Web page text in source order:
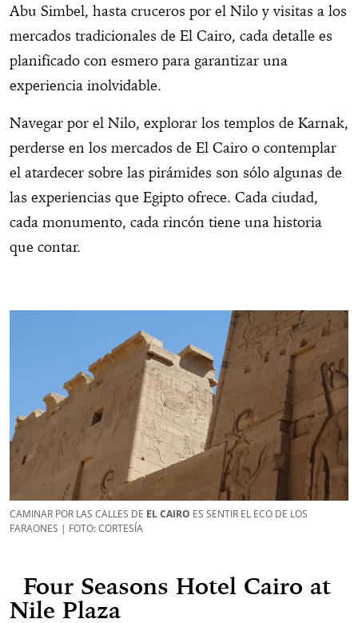
Abu Simbel, hasta cruceros por el Nilo y visitas a los
mercados tradicionales de El Cairo, cada detalle es
planificado con esmero para garantizar una
experiencia inolvidable.
Navegar por el Nilo, explorar los templos de Karnak,
perderse en los mercados de El Cairo o contemplar
el atardecer sobre las pirámides son sólo algunas de
las experiencias que Egipto ofrece. Cada ciudad,
cada monumento, cada rincón tiene una historia
que contar.
CAMINAR POR LAS CALLES DE EL CAIRO ES SENTIR EL ECO DE LOS
FARAONES | FOTO: CORTESÍA
Four Seasons Hotel Cairo at
Nile Plaza